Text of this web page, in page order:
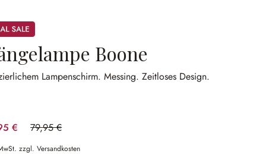
Boone
Lampenschirm.Messing.Zeitloses Design.
€ 79,95 €
(25.02% gespart)
zzgl. Versandkosten